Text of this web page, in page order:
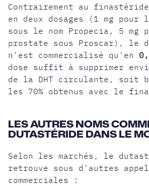
Contrairement au
en deux dosages (1 mg
sous le nom Propecia, 5 mg
prostate sous Proscar), le
n'est commercialisé qu'en
dose suffit à supprimer
de la DHT circulante, soit
les 70% obtenus avec le
LES AUTRES NOMS
DUTASTÉRIDE DANS LE
Selon les marchés, le
retrouve sous d'autres
commerciales :